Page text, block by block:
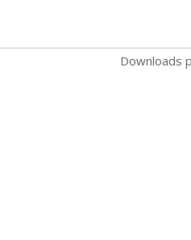
Downloads